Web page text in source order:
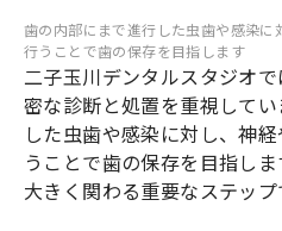
歯の内部にまで進行した虫歯や感染に
行うことで歯の保存を目指します
二子玉川デンタルスタジオ
密な診断と処置を重視して
した虫歯や感染に対し、神
うことで歯の保存を目指し
大きく関わる重要なステップ